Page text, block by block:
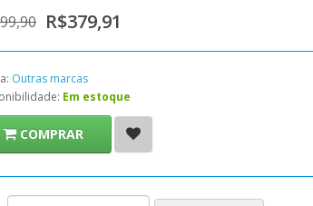
R$379,91
Outras marcas
Em estoque
COMPRAR